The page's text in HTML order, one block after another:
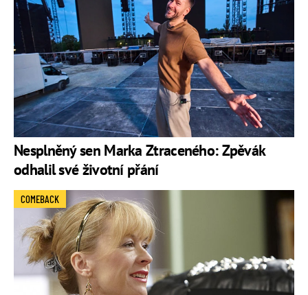
Nesplněný sen Marka Ztraceného: Zpěvák
odhalil své životní přání
COMEBACK